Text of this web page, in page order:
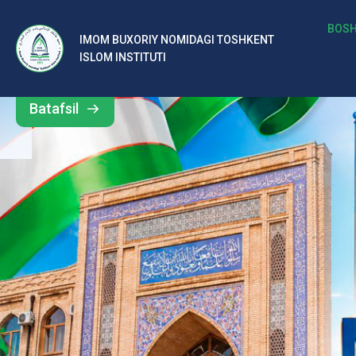
IMOM BUXORIY NOMIDAGI TOSHKENT
ISLOM INSTITUTI
b
al
ar
o‘
rt
a
si
d
Barcha
yangiliklar
Batafsil